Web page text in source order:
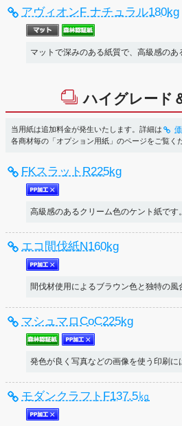
アヴィオンF ナチュラル180kg
マットで深みのある紙質で、高級感のあ
ハイグレード
当用紙は追加料金が発生いたします。詳細は
各商材毎の「オプション用紙」のページをご覧く
FKスラットR225kg
高級感のあるクリーム色のケント紙です。
エコ間伐紙N160kg
間伐材使用によるブラウン色と独特の風
マシュマロCoC225kg
発色が良く写真などの画像を使う印刷に
モダンクラフトF137.5㎏